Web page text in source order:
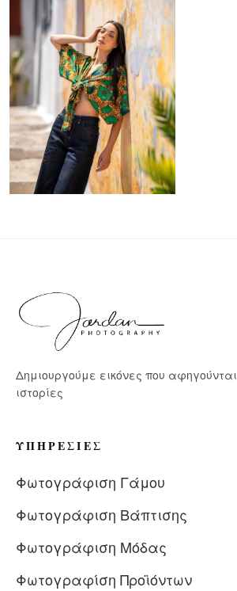
Δημιουργούμε εικόνες που αφηγούνται
ιστορίες
ΥΠΗΡΕΣΊΕΣ
Φωτογράφιση Γάμου
Φωτογράφιση Βάπτισης
Φωτογράφιση Μόδας
Φωτογραφίση Προϊόντων